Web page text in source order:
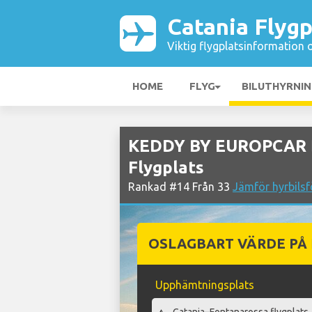
Catania
Viktig flygplatsinformation
HOME FLYG
KEDDY BY
Flygplats
Rankad #14 Från 33 Jämför
OSLAGBART VÄRDE
Upphämtningsplats